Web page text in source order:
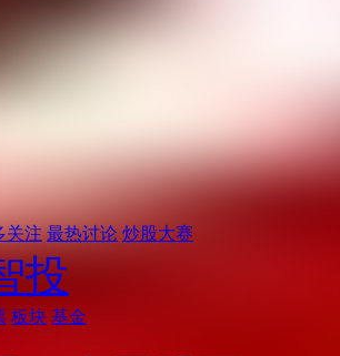
关注 最热讨论 炒股大赛
投
板块 基金